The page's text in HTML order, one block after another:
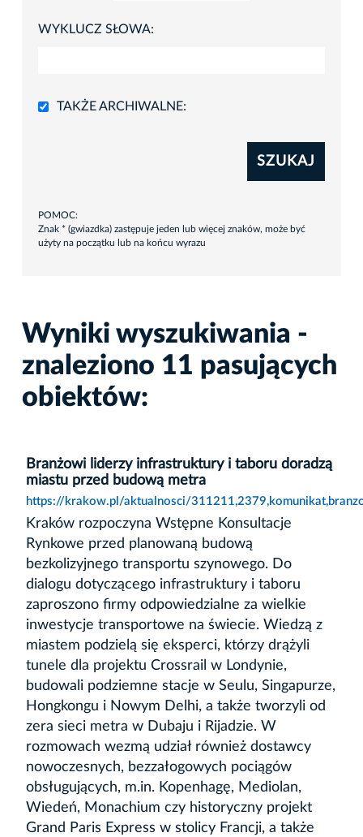
WYKLUCZ SŁOWA:
TAKŻE ARCHIWALNE:
SZUKAJ
POMOC:
Znak * (gwiazdka) zastępuje jeden lub więcej znaków, może być
użyty na początku lub na końcu wyrazu
Wyniki wyszukiwania -
znaleziono 11 pasujących
obiektów:
Branżowi liderzy infrastruktury i taboru doradzą
miastu przed budową metra
https://krakow.pl/aktualnosci/
Kraków rozpoczyna Wstępne Konsultacje
Rynkowe przed planowaną budową
bezkolizyjnego transportu szynowego. Do
dialogu dotyczącego infrastruktury i taboru
zaproszono firmy odpowiedzialne za wielkie
inwestycje transportowe na świecie. Wiedzą z
miastem podzielą się eksperci, którzy drążyli
tunele dla projektu Crossrail w Londynie,
budowali podziemne stacje w Seulu, Singapurze,
Hongkongu i Nowym Delhi, a także tworzyli od
zera sieci metra w Dubaju i Rijadzie. W
rozmowach wezmą udział również dostawcy
nowoczesnych, bezzałogowych pociągów
obsługujących, m.in. Kopenhagę, Mediolan,
Wiedeń, Monachium czy historyczny projekt
Grand Paris Express w stolicy Francji, a także